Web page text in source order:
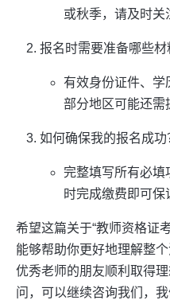
或秋季，请及时关
报名时需要准备哪些材
有效身份证件、学
部分地区可能还需
如何确保我的报名成功
完整填写所有必
时完成缴费即可保
希望这篇关于“教师资格证
能够帮助你更好地理解整
优秀老师的朋友顺利取得
问，可以继续咨询我们，